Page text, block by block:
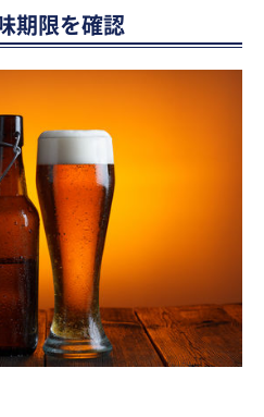
期限を確認